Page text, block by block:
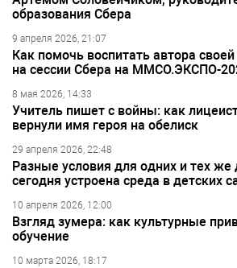
образования Сбера
9 апреля 2026, 21:07
Как помочь воспитать автора
на сессии Сбера на ММСО.ЭКСПО-
8 мая 2026, 14:33
Учитель пишет с войны: как
вернули имя героя на обелиск
29 апреля 2026, 22:48
Разные условия для одних и тех же
сегодня устроена среда в детских
10 апреля 2026, 12:00
Взгляд зумера: как культурные
обучение
10 марта 2026, 18:17